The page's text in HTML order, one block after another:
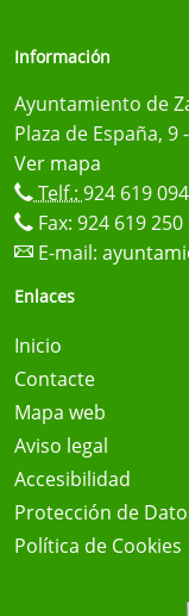
Información
Ayuntamiento de
Plaza de España, 9
Ver mapa
Telf.: 924 619 094
Fax: 924 619 250
E-mail:
Enlaces
Inicio
Contacte
Mapa web
Aviso legal
Accesibilidad
Protección de
Política de Cookies